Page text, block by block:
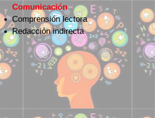
Comunicación
Comprensión lectora
Redacción indirecta